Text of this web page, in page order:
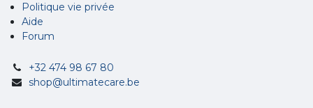
Politique vie privée
Aide
Forum
+32 474 98 67 80
shop@ultimatecare.be